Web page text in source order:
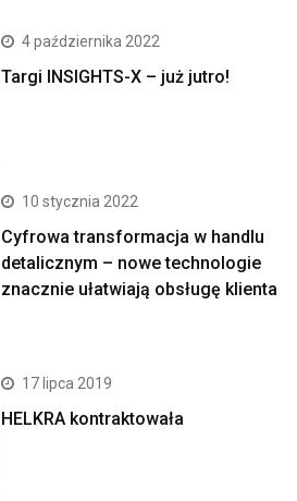
4 października 2022
Targi INSIGHTS-X – już jutro!
10 stycznia 2022
Cyfrowa transformacja w handlu
detalicznym – nowe technologie
znacznie ułatwiają obsługę klienta
17 lipca 2019
HELKRA kontraktowała